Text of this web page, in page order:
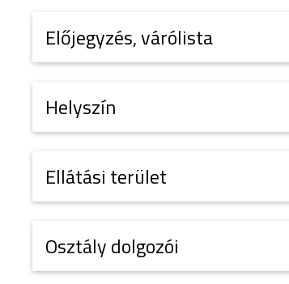
Előjegyzés, várólista
Helyszín
Ellátási terület
Osztály dolgozói